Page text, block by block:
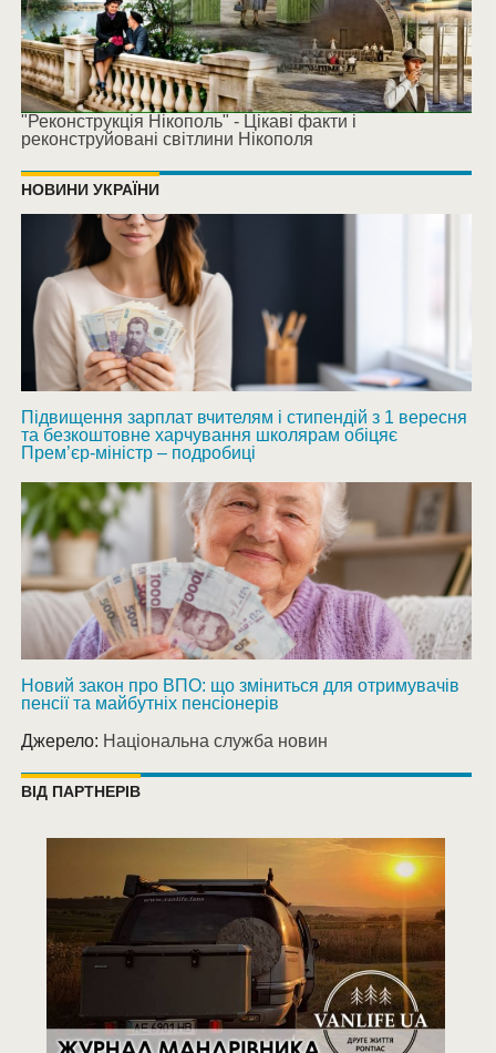
"Реконструкція Нікополь" - Цікаві факти і
реконструйовані світлини Нікополя
НОВИНИ УКРАЇНИ
Підвищення зарплат вчителям і стипендій з 1 вересня
та безкоштовне харчування школярам обіцяє
Прем’єр-міністр – подробиці
Новий закон про ВПО: що зміниться для отримувачів
пенсії та майбутніх пенсіонерів
Джерело: Національна служба новин
ВІД ПАРТНЕРІВ